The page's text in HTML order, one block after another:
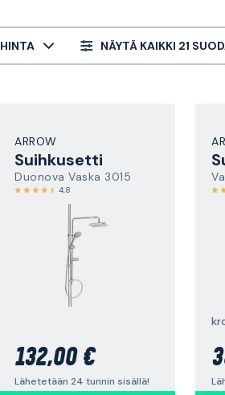
HINTA NÄYTÄ KAIKKI 21
ARROW
Suihkusetti
Duonova Vaska 3015
4,8
132,00 €
Lähetetään 24 tunnin sisällä!